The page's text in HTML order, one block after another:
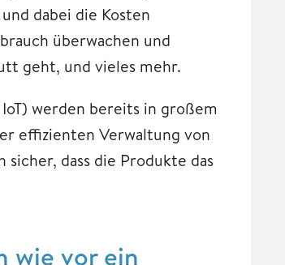
dabei die Kosten
überwachen und
geht, und vieles mehr.
werden bereits in großem
effizienten Verwaltung von
dass die Produkte das
wie vor ein